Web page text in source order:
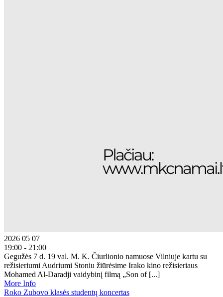
2026 05 07
19:00 - 21:00
Gegužės 7 d. 19 val. M. K. Čiurlionio namuose Vilniuje kartu su
režisieriumi Audriumi Stoniu žiūrėsime Irako kino režisieriaus
Mohamed Al-Daradji vaidybinį filmą „Son of [...]
More Info
Roko Zubovo klasės studentų koncertas